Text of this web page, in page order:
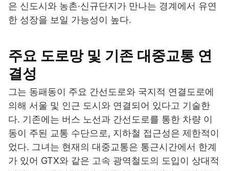
은 신도시와 농촌·신규단지가 만나는 경계에서 유연
한 성장을 보일 가능성이 높다.
주요 도로망 및 기존 대중교통 연
결성
그는 동패동이 주요 간선도로와 국지적 연결도로에
의해 서울 및 인근 도시와 연결되어 있다고 기술한
다. 기존에는 버스 노선과 간선도로를 통한 차량 이
동이 주된 교통 수단으로, 지하철 접근성은 제한적이
었다. 그녀는 현재의 대중교통은 통근시간에서 한계
가 있어 GTX와 같은 고속 광역철도의 도입이 상대적